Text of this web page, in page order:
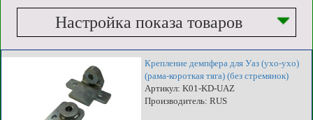
Настройка показа товаров
Крепление демпфера для Уаз (ухо-ухо)
(рама-короткая тяга) (без стремянок)
Артикул: K01-KD-UAZ
Производитель: RUS